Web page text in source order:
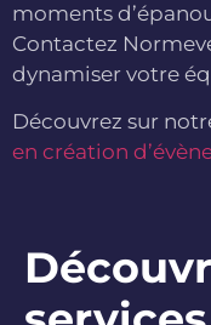
moments
Contactez
dynamiser votre
Découvrez sur
en création